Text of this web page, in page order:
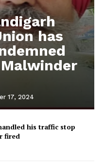
has
17, 2024
his traffic stop
fired